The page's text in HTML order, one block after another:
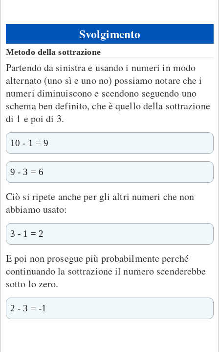
Svolgimento
Metodo della sottrazione
Partendo da sinistra e usando i numeri in modo
alternato (uno sì e uno no) possiamo notare che i
numeri diminuiscono e scendono seguendo uno
schema ben definito, che è quello della sottrazione
di 1 e poi di 3.
10 - 1 = 9
9 - 3 = 6
Ciò si ripete anche per gli altri numeri che non
abbiamo usato:
3 - 1 = 2
E poi non prosegue più probabilmente perché
continuando la sottrazione il numero scenderebbe
sotto lo zero.
2 - 3 = -1